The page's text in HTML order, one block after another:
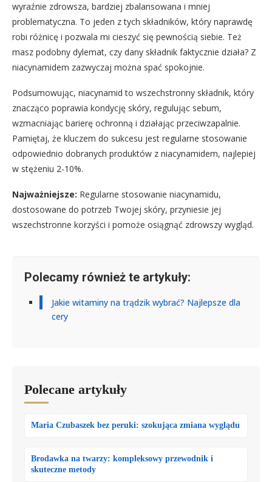
wyraźnie zdrowsza, bardziej zbalansowana i mniej
problematyczna. To jeden z tych składników, który naprawdę
robi różnicę i pozwala mi cieszyć się pewnością siebie. Też
masz podobny dylemat, czy dany składnik faktycznie działa? Z
niacynamidem zazwyczaj można spać spokojnie.
Podsumowując, niacynamid to wszechstronny składnik, który
znacząco poprawia kondycję skóry, regulując sebum,
wzmacniając barierę ochronną i działając przeciwzapalnie.
Pamiętaj, że kluczem do sukcesu jest regularne stosowanie
odpowiednio dobranych produktów z niacynamidem, najlepiej
w stężeniu 2-10%.
Najważniejsze: Regularne stosowanie niacynamidu,
dostosowane do potrzeb Twojej skóry, przyniesie jej
wszechstronne korzyści i pomoże osiągnąć zdrowszy wygląd.
Polecamy również te artykuły:
Jakie witaminy na trądzik wybrać? Najlepsze dla
cery
Polecane artykuły
Maria Czubaszek bez peruki: szokująca zmiana wyglądu
Brodawka na twarzy: kompleksowy przewodnik i
skuteczne metody